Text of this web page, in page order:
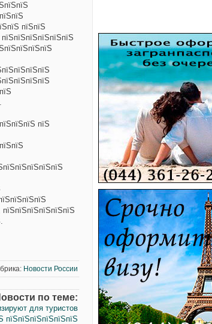
пїЅпїЅ
пїЅ
Новости России
по теме:
для туристов
пїЅпїЅпїЅпїЅпїЅпїЅ